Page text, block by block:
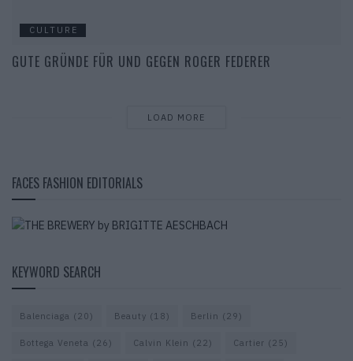
CULTURE
GUTE GRÜNDE FÜR UND GEGEN ROGER FEDERER
LOAD MORE
FACES FASHION EDITORIALS
KEYWORD SEARCH
Balenciaga (20) Beauty (18) Berlin (29)
Bottega Veneta (26) Calvin Klein (22) Cartier (25)